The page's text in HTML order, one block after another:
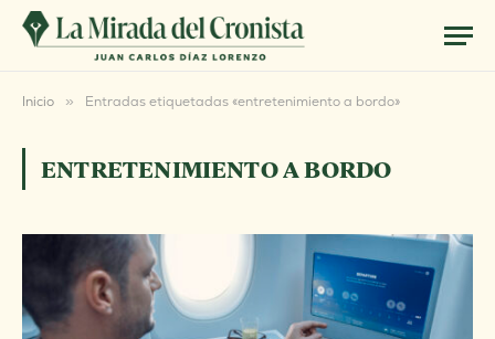
Inicio » Entradas etiquetadas «entretenimiento a bordo»
ENTRETENIMIENTO A BORDO